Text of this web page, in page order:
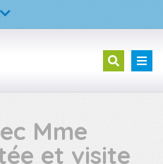
à but d’emploi
Fermer
supérieure
Mme
et visite